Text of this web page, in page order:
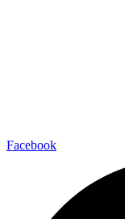
Facebook